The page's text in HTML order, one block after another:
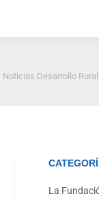
Noticias Desarrollo Rural
La